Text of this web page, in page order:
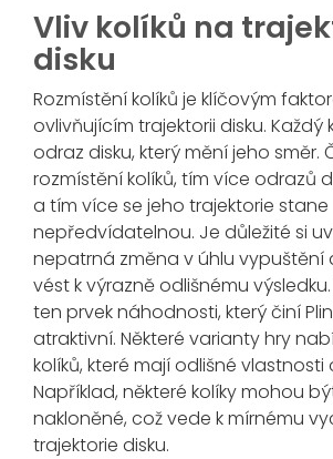
Vliv kolíků na
disku
Rozmístění kolíků je klíčovým
ovlivňujícím trajektorii disku. Každý
odraz disku, který mění jeho směr.
rozmístění kolíků, tím více odrazů
a tím více se jeho trajektorie stane
nepředvídatelnou. Je důležité si
nepatrná změna v úhlu vypuštění
vést k výrazně odlišnému
ten prvek náhodnosti, který činí
atraktivní. Některé varianty hry
kolíků, které mají odlišné vlastnosti
Například, některé kolíky mohou
nakloněné, což vede k mírnému
trajektorie disku.